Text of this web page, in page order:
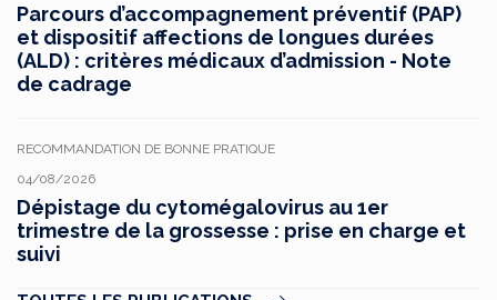
Parcours d’accompagnement préventif (PAP)
et dispositif affections de longues durées
(ALD) : critères médicaux d’admission - Note
de cadrage
RECOMMANDATION DE BONNE PRATIQUE
04/08/2026
Dépistage du cytomégalovirus au 1er
trimestre de la grossesse : prise en charge et
suivi